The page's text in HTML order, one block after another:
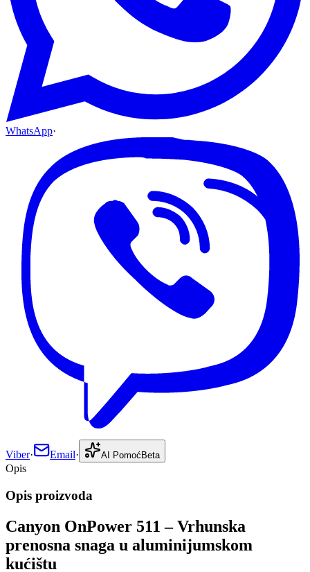
WhatsApp·
Viber· Email· AI Pomoć Beta
Opis
Opis proizvoda
Canyon OnPower 511 – Vrhunska
prenosna snaga u aluminijumskom
kućištu